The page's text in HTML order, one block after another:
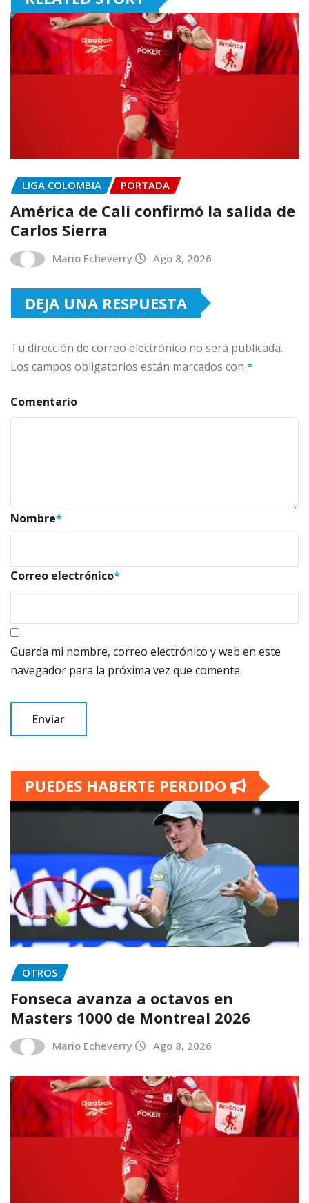
LIGA COLOMBIA PORTADA
América de Cali confirmó la salida de
Carlos Sierra
Mario Echeverry Ago 8, 2026
DEJA UNA RESPUESTA
Tu dirección de correo electrónico no será publicada.
Los campos obligatorios están marcados con *
Comentario
Nombre*
Correo electrónico*
Guarda mi nombre, correo electrónico y web en este
navegador para la próxima vez que comente.
PUEDES HABERTE PERDIDO
OTROS
Fonseca avanza a octavos en
Masters 1000 de Montreal 2026
Mario Echeverry Ago 8, 2026